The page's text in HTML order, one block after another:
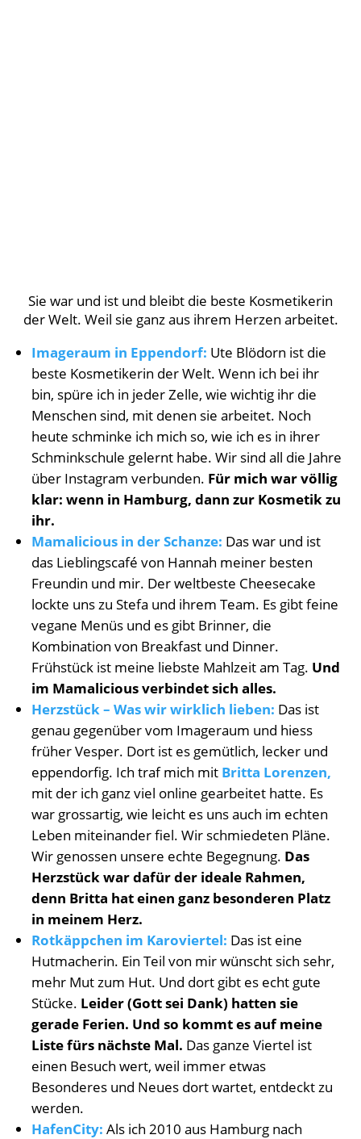
Sie war und ist und bleibt die beste Kosmetikerin
der Welt. Weil sie ganz aus ihrem Herzen arbeitet.
Imageraum in Eppendorf: Ute Blödorn ist die
beste Kosmetikerin der Welt. Wenn ich bei ihr
bin, spüre ich in jeder Zelle, wie wichtig ihr die
Menschen sind, mit denen sie arbeitet. Noch
heute schminke ich mich so, wie ich es in ihrer
Schminkschule gelernt habe. Wir sind all die Jahre
über Instagram verbunden. Für mich war völlig
klar: wenn in Hamburg, dann zur Kosmetik zu
ihr.
Mamalicious in der Schanze: Das war und ist
das Lieblingscafé von Hannah meiner besten
Freundin und mir. Der weltbeste Cheesecake
lockte uns zu Stefa und ihrem Team. Es gibt feine
vegane Menüs und es gibt Brinner, die
Kombination von Breakfast und Dinner.
Frühstück ist meine liebste Mahlzeit am Tag. Und
im Mamalicious verbindet sich alles.
Herzstück – Was wir wirklich lieben: Das ist
genau gegenüber vom Imageraum und hiess
früher Vesper. Dort ist es gemütlich, lecker und
eppendorfig. Ich traf mich mit Britta Lorenzen,
mit der ich ganz viel online gearbeitet hatte. Es
war grossartig, wie leicht es uns auch im echten
Leben miteinander fiel. Wir schmiedeten Pläne.
Wir genossen unsere echte Begegnung. Das
Herzstück war dafür der ideale Rahmen,
denn Britta hat einen ganz besonderen Platz
in meinem Herz.
Rotkäppchen im Karoviertel: Das ist eine
Hutmacherin. Ein Teil von mir wünscht sich sehr,
mehr Mut zum Hut. Und dort gibt es echt gute
Stücke. Leider (Gott sei Dank) hatten sie
gerade Ferien. Und so kommt es auf meine
Liste fürs nächste Mal. Das ganze Viertel ist
einen Besuch wert, weil immer etwas
Besonderes und Neues dort wartet, entdeckt zu
werden.
HafenCity: Als ich 2010 aus Hamburg nach